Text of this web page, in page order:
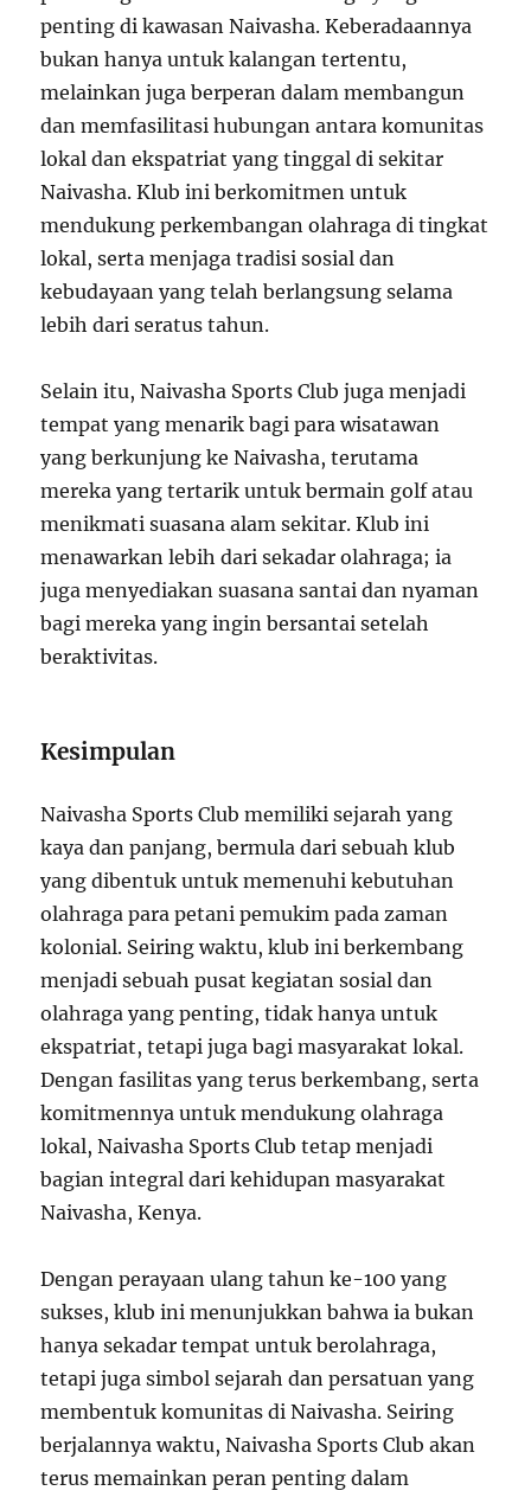
penting di kawasan Naivasha. Keberadaannya
bukan hanya untuk kalangan tertentu,
melainkan juga berperan dalam membangun
dan memfasilitasi hubungan antara komunitas
lokal dan ekspatriat yang tinggal di sekitar
Naivasha. Klub ini berkomitmen untuk
mendukung perkembangan olahraga di tingkat
lokal, serta menjaga tradisi sosial dan
kebudayaan yang telah berlangsung selama
lebih dari seratus tahun.
Selain itu, Naivasha Sports Club juga menjadi
tempat yang menarik bagi para wisatawan
yang berkunjung ke Naivasha, terutama
mereka yang tertarik untuk bermain golf atau
menikmati suasana alam sekitar. Klub ini
menawarkan lebih dari sekadar olahraga; ia
juga menyediakan suasana santai dan nyaman
bagi mereka yang ingin bersantai setelah
beraktivitas.
Kesimpulan
Naivasha Sports Club memiliki sejarah yang
kaya dan panjang, bermula dari sebuah klub
yang dibentuk untuk memenuhi kebutuhan
olahraga para petani pemukim pada zaman
kolonial. Seiring waktu, klub ini berkembang
menjadi sebuah pusat kegiatan sosial dan
olahraga yang penting, tidak hanya untuk
ekspatriat, tetapi juga bagi masyarakat lokal.
Dengan fasilitas yang terus berkembang, serta
komitmennya untuk mendukung olahraga
lokal, Naivasha Sports Club tetap menjadi
bagian integral dari kehidupan masyarakat
Naivasha, Kenya.
Dengan perayaan ulang tahun ke-100 yang
sukses, klub ini menunjukkan bahwa ia bukan
hanya sekadar tempat untuk berolahraga,
tetapi juga simbol sejarah dan persatuan yang
membentuk komunitas di Naivasha. Seiring
berjalannya waktu, Naivasha Sports Club akan
terus memainkan peran penting dalam